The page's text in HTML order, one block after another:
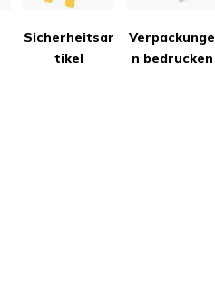
Sicherheitsar
tikel
Verpackunge
n bedrucken